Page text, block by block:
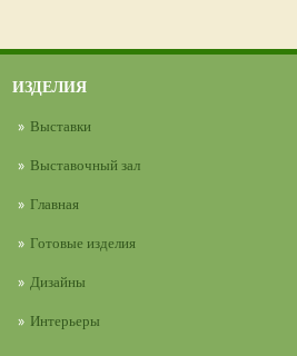
ИЗДЕЛИЯ
Выставки
Выставочный зал
Главная
Готовые изделия
Дизайны
Интерьеры